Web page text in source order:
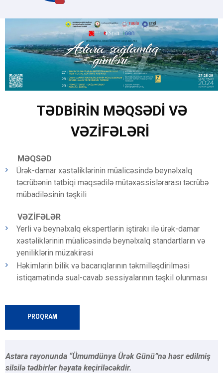
TƏDBİRİN MƏQSƏDİ VƏ
VƏZİFƏLƏRİ
MƏQSƏD
Ürək-damar xəstəliklərinin müalicəsində beynəlxalq
təcrübənin tətbiqi məqsədilə mütəxəssislərarası təcrübə
mübadiləsinin təşkili
VƏZİFƏLƏR
Yerli və beynəlxalq ekspertlərin iştirakı ilə ürək-damar
xəstəliklərinin müalicəsində beynəlxalq standartların və
yeniliklərin müzakirəsi
Həkimlərin bilik və bacarıqlarının təkmilləşdirilməsi
istiqamətində sual-cavab sessiyalarının təşkil olunması
PROQRAM
Astara rayonunda “Ümumdünya Ürək Günü”nə həsr edilmiş
silsilə tədbirlər həyata keçiriləcəkdir.